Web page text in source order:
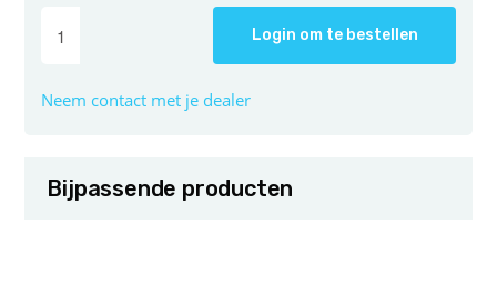
Login om te bestellen
Neem contact met je dealer
Bijpassende producten